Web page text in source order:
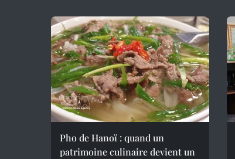
Pho de Hanoï : quand un
patrimoine culinaire devient un